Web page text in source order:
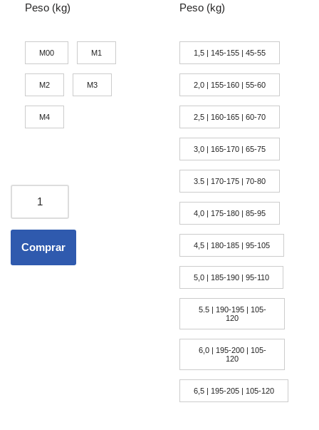
Peso (kg)
M00 M1
M2 M3
M4
Comprar
Peso (kg)
1,5 | 145-155 | 45-55
2,0 | 155-160 | 55-60
2,5 | 160-165 | 60-70
3,0 | 165-170 | 65-75
3.5 | 170-175 | 70-80
4,0 | 175-180 | 85-95
4,5 | 180-185 | 95-105
5,0 | 185-190 | 95-110
5.5 | 190-195 | 105-
120
6,0 | 195-200 | 105-
120
6,5 | 195-205 | 105-120